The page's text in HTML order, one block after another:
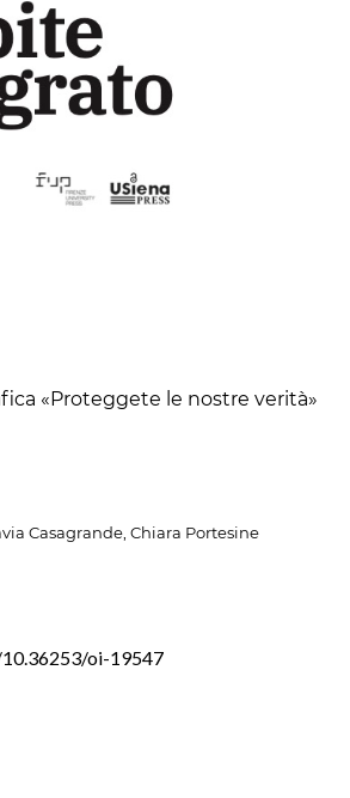
«Proteggete le nostre verità»
Casagrande, Chiara Portesine
oi-19547